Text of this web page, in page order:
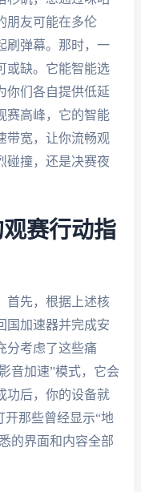
朋友可能在多伦
刷弹幕。那时，一
或缺。它能智能选
你们各自提供低延
赛高峰，它的智能
带宽，让你流畅观
碰撞，还是决赛夜
赛行动指
首先，根据上述核
国加速器并完成安
分考虑了这些痛
音加速”模式，它会
功后，你的设备就
开那些曾经显示“地
的界面和内容全部